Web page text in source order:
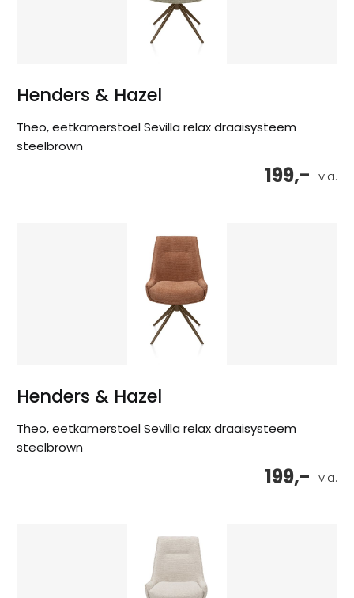
Henders & Hazel
Theo, eetkamerstoel Sevilla relax draaisysteem
steelbrown
v.a.
199,-
Henders & Hazel
Theo, eetkamerstoel Sevilla relax draaisysteem
steelbrown
v.a.
199,-